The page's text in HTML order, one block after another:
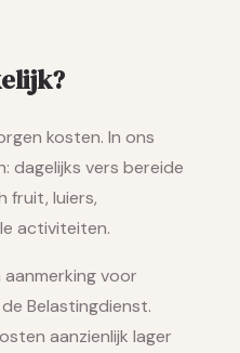
kosten. In ons
dagelijks vers bereide
fruit, luiers,
activiteiten.
voor
Belastingdienst.
aanzienlijk lager